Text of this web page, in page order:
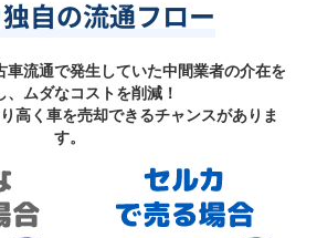
自の流通フロー
車流通で発生していた中間業者の介在を
、ムダなコストを削減！
高く車を売却できるチャンスがありま
す。